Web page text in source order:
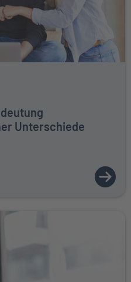
Unterschiede
ZUM